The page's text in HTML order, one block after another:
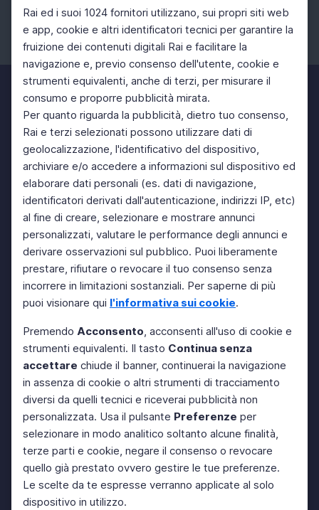
Rai ed i suoi 1024 fornitori utilizzano, sui propri siti web
e app, cookie e altri identificatori tecnici per garantire la
fruizione dei contenuti digitali Rai e facilitare la
navigazione e, previo consenso dell'utente, cookie e
strumenti equivalenti, anche di terzi, per misurare il
consumo e proporre pubblicità mirata.
Per quanto riguarda la pubblicità, dietro tuo consenso,
Rai e terzi selezionati possono utilizzare dati di
geolocalizzazione, l'identificativo del dispositivo,
archiviare e/o accedere a informazioni sul dispositivo ed
elaborare dati personali (es. dati di navigazione,
identificatori derivati dall'autenticazione, indirizzi IP, etc)
al fine di creare, selezionare e mostrare annunci
personalizzati, valutare le performance degli annunci e
derivare osservazioni sul pubblico. Puoi liberamente
prestare, rifiutare o revocare il tuo consenso senza
incorrere in limitazioni sostanziali. Per saperne di più
puoi visionare qui l'informativa sui cookie.
Premendo Acconsento, acconsenti all'uso di cookie e
strumenti equivalenti. Il tasto Continua senza
accettare chiude il banner, continuerai la navigazione
in assenza di cookie o altri strumenti di tracciamento
diversi da quelli tecnici e riceverai pubblicità non
personalizzata. Usa il pulsante Preferenze per
selezionare in modo analitico soltanto alcune finalità,
terze parti e cookie, negare il consenso o revocare
quello già prestato ovvero gestire le tue preferenze.
Le scelte da te espresse verranno applicate al solo
dispositivo in utilizzo.
Facebook Instagram Twitter